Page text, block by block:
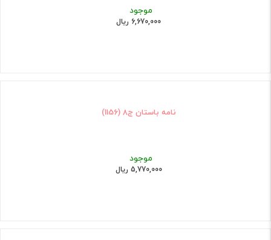
موجود
6,670,000 ریال
نامه باستان ج8 (1156)
موجود
5,770,000 ریال